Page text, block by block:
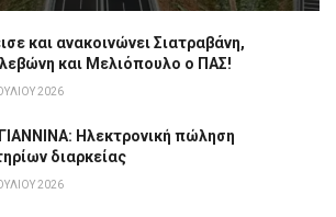
και ανακοινώνει Σιατραβάνη,
και Μελιόπουλο ο ΠΑΣ!
2026
Hλεκτρονική πώληση
διαρκείας
2026